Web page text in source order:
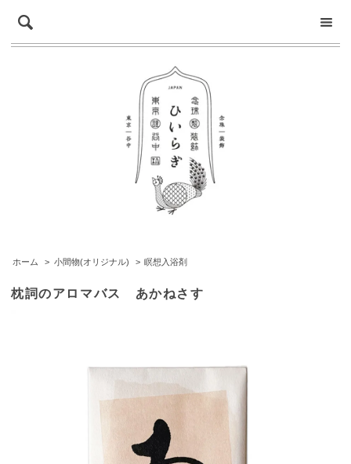
ホーム > 小間物(オリジナル) > 瞑想入浴剤
枕詞のアロマバス あかねさす